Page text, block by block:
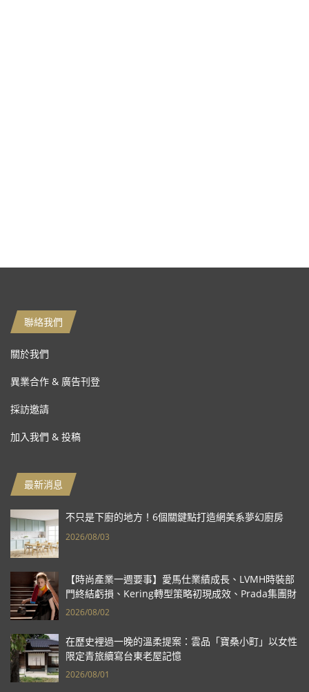
聯絡我們
關於我們
異業合作 & 廣告刊登
採訪邀請
加入我們 & 投稿
最新消息
不只是下廚的地方！6個關鍵點打造網美系夢幻廚房
2026/08/03
【時尚產業一週要事】愛馬仕業績成長、LVMH時裝部
門終結虧損、Kering轉型策略初現成效、Prada集團財
報亮眼
2026/08/02
在歷史裡過一晚的溫柔提案：雲品「寶桑小町」以女性
限定青旅續寫台東老屋記憶
2026/08/01